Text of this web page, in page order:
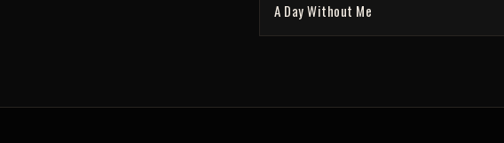
A Day Without Me